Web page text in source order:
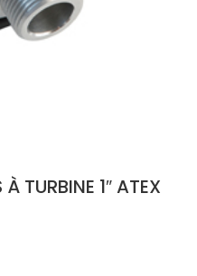
TURBINE 1″ ATEX